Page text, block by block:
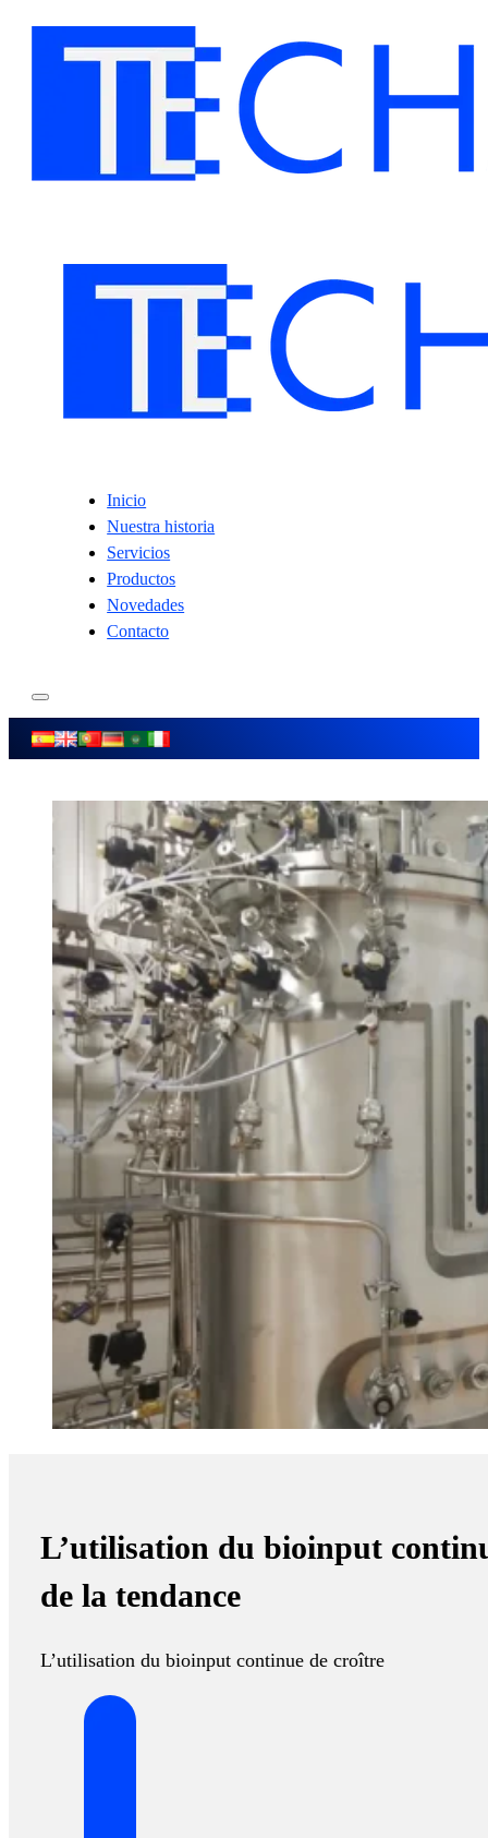
Inicio
Nuestra historia
Servicios
Productos
Novedades
Contacto
L’utilisation du bioinput
de la tendance
L’utilisation du bioinput continue de croître